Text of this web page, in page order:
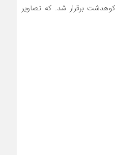
برقرار شد. که تصاویر